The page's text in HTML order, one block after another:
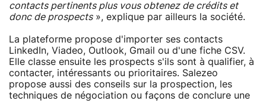
contacts pertinents plus vous obtenez de crédits et
donc de prospects», explique par ailleurs la société.
La plateforme propose d'importer ses contacts
LinkedIn, Viadeo, Outlook, Gmail ou d'une fiche CSV.
Elle classe ensuite les prospects s'ils sont à qualifier, à
contacter, intéressants ou prioritaires. Salezeo
propose aussi des conseils sur la prospection, les
techniques de négociation ou façons de conclure une